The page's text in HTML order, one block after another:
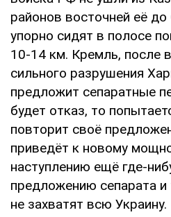
районов восточней её
упорно сидят в полосе
10-14 км. Кремль, после
сильного разрушения
предложит сепаратные
будет отказ, то
повторит своё
приведёт к новому
наступлению ещё где-
предложению сепарата и
не захватят всю Украину.